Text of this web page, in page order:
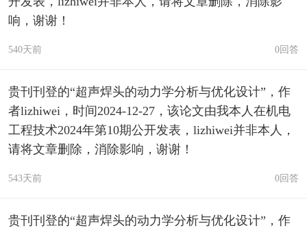
响，谢谢！
540天前 0回答
贵刊刊登的“超声焊头的动力学分析与优化设计”，作
者lizhiwei，时间2024-12-27，该论文由我本人在机电
工程技术2024年第10期公开发表，lizhiwei并非本人，
请将文章删除，消除影响，谢谢！
543天前 0回答
贵刊刊登的“超声焊头的动力学分析与优化设计”，作